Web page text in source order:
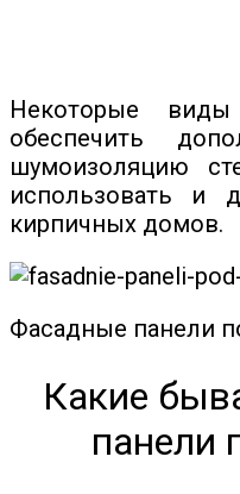
Некоторые
обеспечить
шумоизоляцию
использовать и
кирпичных домов.
Фасадные панели
Какие
панели